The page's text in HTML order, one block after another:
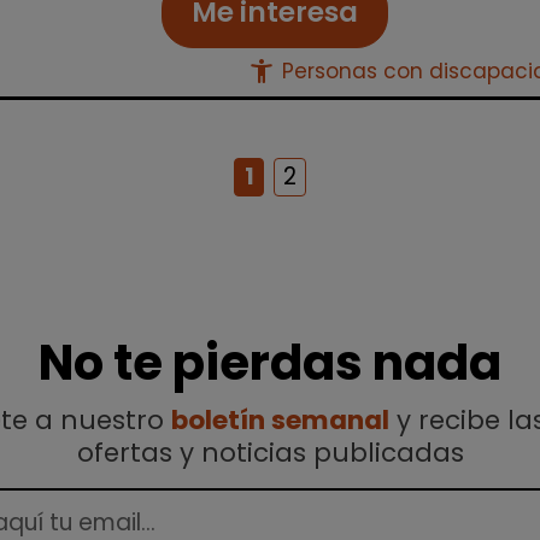
Me interesa
accessibility_new Personas con
1 2
No te pierdas nada
a nuestro boletín semanal y recibe
ofertas y noticias publicadas